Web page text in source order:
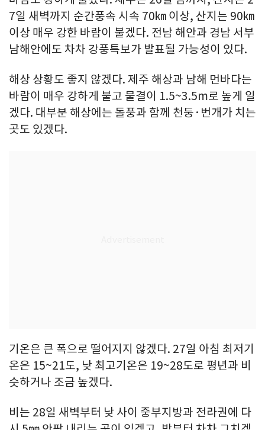
7일 새벽까지 순간풍속 시속 70㎞ 이상, 산지는 90㎞
이상 매우 강한 바람이 불겠다. 전남 해안과 경남 서부
남해안에도 차차 강풍특보가 발표될 가능성이 있다.
해상 상황도 좋지 않겠다. 제주 해상과 남해 먼바다는
바람이 매우 강하게 불고 물결이 1.5~3.5m로 높게 일
겠다. 대부분 해상에는 돌풍과 함께 천둥·번개가 치는
곳도 있겠다.
기온은 큰 폭으로 떨어지지 않겠다. 27일 아침 최저기
온은 15~21도, 낮 최고기온은 19~28도로 평년과 비
슷하거나 조금 높겠다.
비는 28일 새벽부터 낮 사이 중부지방과 전라권에 다